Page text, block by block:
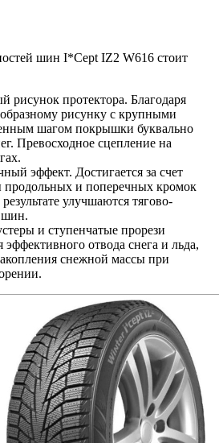
шин I*Cept IZ2 W616 стоит
рисунок протектора. Благодаря
рисунку с крупными
шагом покрышки буквально
Превосходное сцепление на
эффект. Достигается за счет
продольных и поперечных кромок
улучшаются тягово-
шин.
и ступенчатые прорези
эффективного отвода снега и льда,
снежной массы при